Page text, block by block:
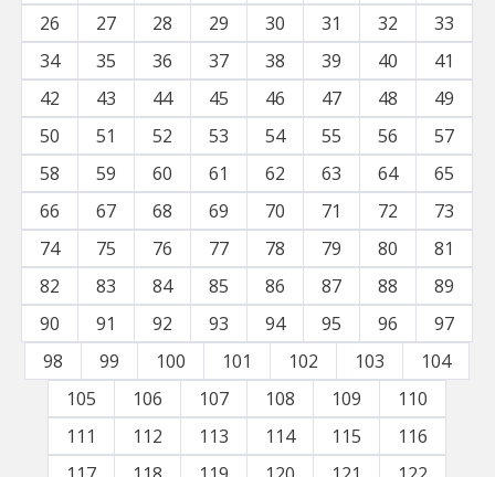
26
27 28 29 30 31 32
33
34
35 36 37 38 39 40
41
42
43 44 45 46 47 48
49
50
51 52 53 54 55 56
57
58
59 60 61 62 63 64
65
66
67 68 69 70 71 72
73
74
75 76 77 78 79 80
81
82
83 84 85 86 87 88
89
90
91 92 93 94 95 96
97
98
99 100 101 102 103
104
105
106 107 108 109
110
111
112 113 114 115
116